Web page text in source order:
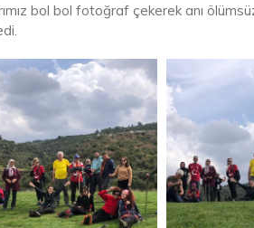
bol bol fotoğraf çekerek anı